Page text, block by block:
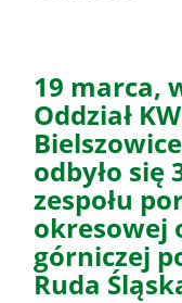
19 marca,
Oddział
odbyło się
zespołu
okresowej
górniczej
Ruda